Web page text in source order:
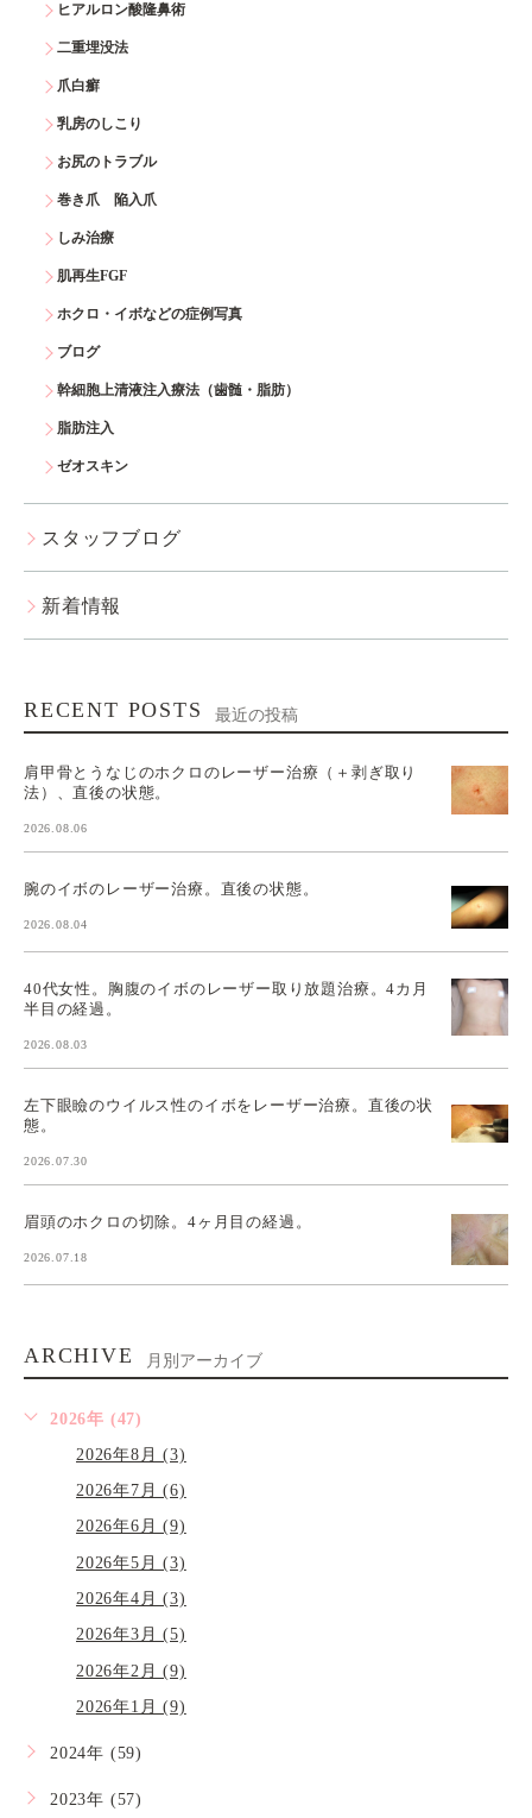
ヒアルロン酸隆鼻術
二重埋没法
爪白癬
乳房のしこり
お尻のトラブル
巻き爪 陥入爪
しみ治療
肌再生FGF
ホクロ・イボなどの症例写真
ブログ
幹細胞上清液注入療法（歯髄・脂肪）
脂肪注入
ゼオスキン
スタッフブログ
新着情報
RECENT POSTS 最近の投稿
肩甲骨とうなじのホクロのレーザー治療（＋剥ぎ取り
法）、直後の状態。
2026.08.06
腕のイボのレーザー治療。直後の状態。
2026.08.04
40代女性。胸腹のイボのレーザー取り放題治療。4カ月
半目の経過。
2026.08.03
左下眼瞼のウイルス性のイボをレーザー治療。直後の状
態。
2026.07.30
眉頭のホクロの切除。4ヶ月目の経過。
2026.07.18
ARCHIVE 月別アーカイブ
2026年 (47)
2026年8月 (3)
2026年7月 (6)
2026年6月 (9)
2026年5月 (3)
2026年4月 (3)
2026年3月 (5)
2026年2月 (9)
2026年1月 (9)
2024年 (59)
2023年 (57)